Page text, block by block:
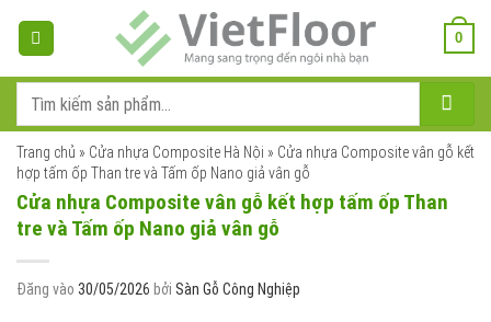
dung
0
kiếm:
Trang chủ » Cửa nhựa Composite Hà Nội » Cửa nhựa Composite vân gỗ kết
hợp tấm ốp Than tre và Tấm ốp Nano giả vân gỗ
Cửa nhựa Composite vân gỗ kết hợp tấm ốp Than
tre và Tấm ốp Nano giả vân gỗ
Đăng vào 30/05/2026 bởi Sàn Gỗ Công Nghiệp